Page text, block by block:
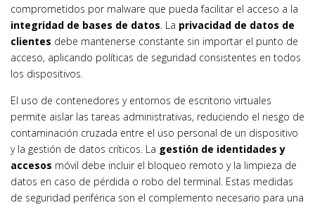
comprometidos por malware que pueda facilitar el acceso a la
integridad de bases de datos. La privacidad de datos de
clientes debe mantenerse constante sin importar el punto de
acceso, aplicando políticas de seguridad consistentes en todos
los dispositivos.
El uso de contenedores y entornos de escritorio virtuales
permite aislar las tareas administrativas, reduciendo el riesgo de
contaminación cruzada entre el uso personal de un dispositivo
y la gestión de datos críticos. La gestión de identidades y
accesos móvil debe incluir el bloqueo remoto y la limpieza de
datos en caso de pérdida o robo del terminal. Estas medidas
de seguridad periférica son el complemento necesario para una